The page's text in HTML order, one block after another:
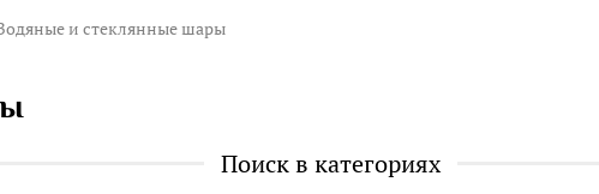
и стеклянные шары
Поиск в категориях